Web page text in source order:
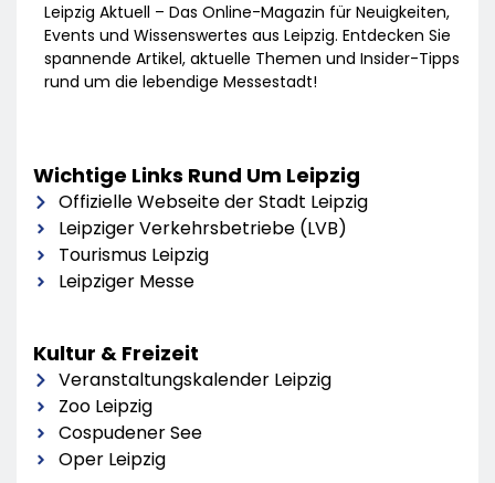
Leipzig Aktuell – Das Online-Magazin für Neuigkeiten,
Events und Wissenswertes aus Leipzig. Entdecken Sie
spannende Artikel, aktuelle Themen und Insider-Tipps
rund um die lebendige Messestadt!
Wichtige Links Rund Um Leipzig
Offizielle Webseite der Stadt Leipzig
Leipziger Verkehrsbetriebe (LVB)
Tourismus Leipzig
Leipziger Messe
Kultur & Freizeit
Veranstaltungskalender Leipzig
Zoo Leipzig
Cospudener See
Oper Leipzig